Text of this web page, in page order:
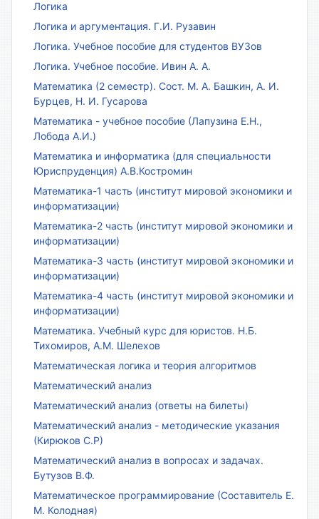
Логика
Логика и аргументация. Г.И. Рузавин
Логика. Учебное пособие для студентов ВУЗов
Логика. Учебное пособие. Ивин А. А.
Математика (2 семестр). Сост. М. А. Башкин, А. И.
Бурцев, Н. И. Гусарова
Математика - учебное пособие (Лапузина Е.Н.,
Лобода А.И.)
Математика и информатика (для специальности
Юриспруденция) А.В.Костромин
Математика-1 часть (институт мировой экономики и
информатизации)
Математика-2 часть (институт мировой экономики и
информатизации)
Математика-3 часть (институт мировой экономики и
информатизации)
Математика-4 часть (институт мировой экономики и
информатизации)
Математика. Учебный курс для юристов. Н.Б.
Тихомиров, А.М. Шелехов
Математическая логика и теория алгоритмов
Математический анализ
Математический анализ (ответы на билеты)
Математический анализ - методические указания
(Кирюков С.Р)
Математический анализ в вопросах и задачах.
Бутузов В.Ф.
Математическое программирование (Составитель Е.
М. Колодная)